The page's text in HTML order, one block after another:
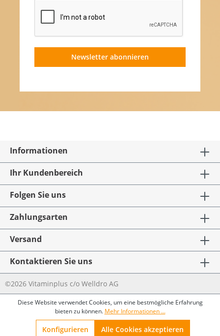
Newsletter abonnieren
Informationen
Ihr Kundenbereich
Folgen Sie uns
Zahlungsarten
Versand
Kontaktieren Sie uns
©2026 Vitaminplus c/o Welldro AG
Diese Website verwendet Cookies, um eine bestmögliche Erfahrung
bieten zu können. Mehr Informationen ...
Konfigurieren Alle Cookies akzeptieren